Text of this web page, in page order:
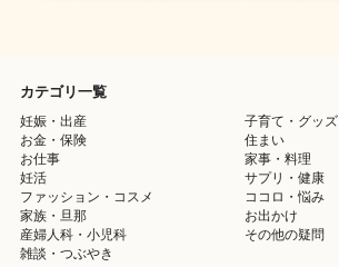
カテゴリ一覧
妊娠・出産
子育て・グッズ
お金・保険
住まい
お仕事
家事・料理
妊活
サプリ・健康
ファッション・コスメ
ココロ・悩み
家族・旦那
お出かけ
産婦人科・小児科
その他の疑問
雑談・つぶやき